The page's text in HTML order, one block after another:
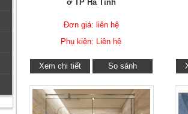
ở TP Hà Tĩnh
Đơn giá: liên hệ
Phụ kiện: Liên hệ
Xem chi tiết So sánh